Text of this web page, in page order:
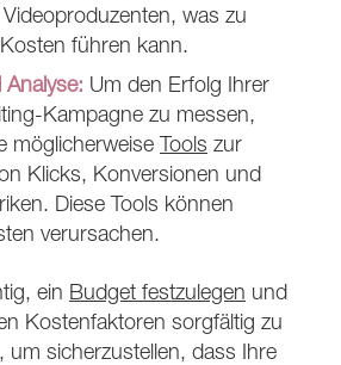
was zu
führen kann.
Um den Erfolg Ihrer
Kampagne zu messen,
möglicherweise Tools zur
Klicks, Konversionen und
Diese Tools können
verursachen.
ein Budget festzulegen und
Kostenfaktoren sorgfältig zu
um sicherzustellen, dass Ihre